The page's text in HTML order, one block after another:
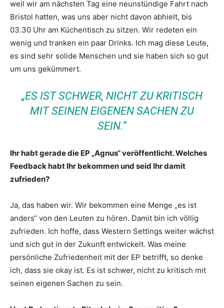
weil wir am nächsten Tag eine neunstündige Fahrt nach
Bristol hatten, was uns aber nicht davon abhielt, bis
03.30 Uhr am Küchentisch zu sitzen. Wir redeten ein
wenig und tranken ein paar Drinks. Ich mag diese Leute,
es sind sehr solide Menschen und sie haben sich so gut
um uns gekümmert.
„ES IST SCHWER, NICHT ZU KRITISCH
MIT SEINEN EIGENEN SACHEN ZU
SEIN.“
Ihr habt gerade die EP „Agnus“ veröffentlicht. Welches
Feedback habt Ihr bekommen und seid Ihr damit
zufrieden?
Ja, das haben wir. Wir bekommen eine Menge „es ist
anders“ von den Leuten zu hören. Damit bin ich völlig
zufrieden. Ich hoffe, dass Western Settings weiter wächst
und sich gut in der Zukunft entwickelt. Was meine
persönliche Zufriedenheit mit der EP betrifft, so denke
ich, dass sie okay ist. Es ist schwer, nicht zu kritisch mit
seinen eigenen Sachen zu sein.